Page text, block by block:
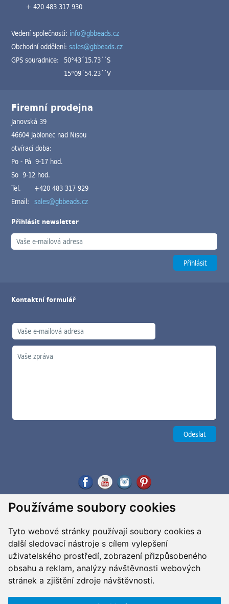
Používáme soubory cookies
Tyto webové stránky používají soubory cookies a
další sledovací nástroje s cílem vylepšení
uživatelského prostředí, zobrazení přizpůsobeného
obsahu a reklam, analýzy návštěvnosti webových
stránek a zjištění zdroje návštěvnosti.
+ 420 483 317 930
Vedení společnosti: info@gbbeads.cz
Obchodní oddělení:sales@gbbeads.cz
GPS souradnice: 50°43´15.73´´S
15°09´54.23´´V
Firemní prodejna
Janovská 39
46604 Jablonec nad Nisou
otvírací doba:
Po - Pá 9-17 hod.
So 9-12 hod.
Tel.
+420 483 317 929
Email: sales@gbbeads.cz
Přihlásit newsletter
Kontaktní formulář